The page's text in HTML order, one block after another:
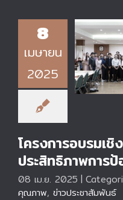
8
เมษายน
2025
โครง
ปฏิบั
ประ
ป้องกั
โครงการอบรมเชิ
ประสิทธิภาพการ
08 เม.ย. 2025 |
คุณภาพ, ข่าวประชาสัมพันธ์